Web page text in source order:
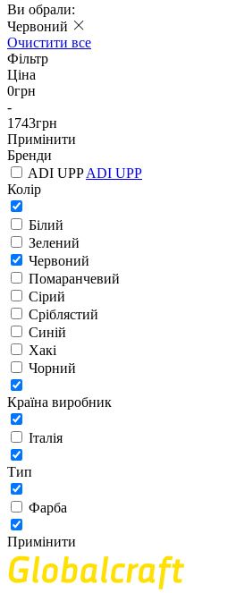
Ви обрали:
Червоний
Очистити все
Фільтр
Ціна
0грн
-
1743грн
Примінити
Бренди
ADI UPPADI UPP
Колір
Білий
Зелений
Червоний
Помаранчевий
Сірий
Сріблястий
Синій
Хакі
Чорний
Країна виробник
Італія
Тип
Фарба
Примінити